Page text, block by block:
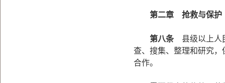
第二章 抢救与保护
第八条县级以上人
查、搜集、整理和研究
合作。